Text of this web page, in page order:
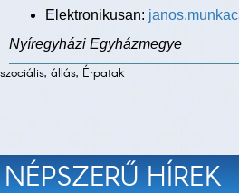
Elektronikusan:
Nyíregyházi Egyházmegye
szociális, állás, Érpatak
NÉPSZERŰ HÍREK